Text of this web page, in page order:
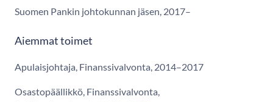
Suomen Pankin johtokunnan jäsen, 2017–
Aiemmat toimet
Apulaisjohtaja, Finanssivalvonta, 2014–2017
Osastopäällikkö, Finanssivalvonta,